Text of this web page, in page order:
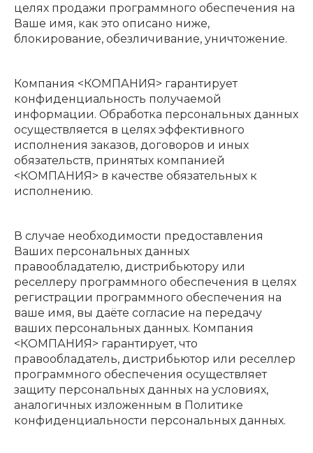
целях продажи программного обеспечения на
Ваше имя, как это описано ниже,
блокирование, обезличивание, уничтожение.
Компания <КОМПАНИЯ> гарантирует
конфиденциальность получаемой
информации. Обработка персональных данных
осуществляется в целях эффективного
исполнения заказов, договоров и иных
обязательств, принятых компанией
<КОМПАНИЯ> в качестве обязательных к
исполнению.
В случае необходимости предоставления
Ваших персональных данных
правообладателю, дистрибьютору или
реселлеру программного обеспечения в целях
регистрации программного обеспечения на
ваше имя, вы даёте согласие на передачу
ваших персональных данных. Компания
<КОМПАНИЯ> гарантирует, что
правообладатель, дистрибьютор или реселлер
программного обеспечения осуществляет
защиту персональных данных на условиях,
аналогичных изложенным в Политике
конфиденциальности персональных данных.